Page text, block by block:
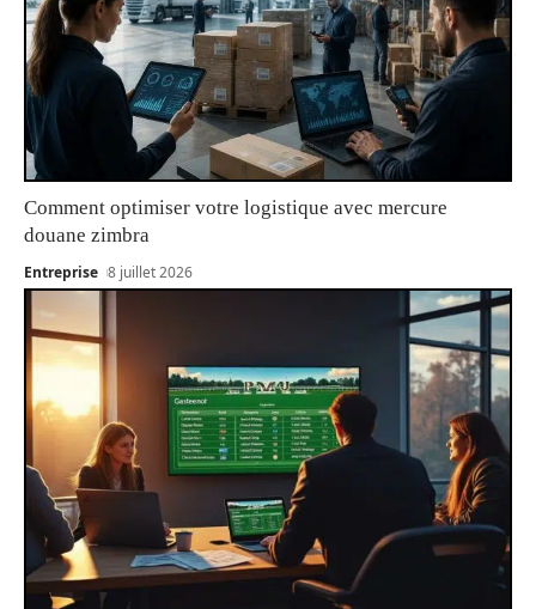
Comment optimiser votre logistique avec mercure
douane zimbra
Entreprise 8 juillet 2026